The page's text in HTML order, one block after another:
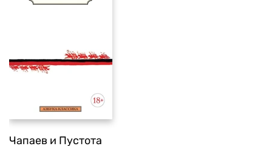
Чапаев и Пустота